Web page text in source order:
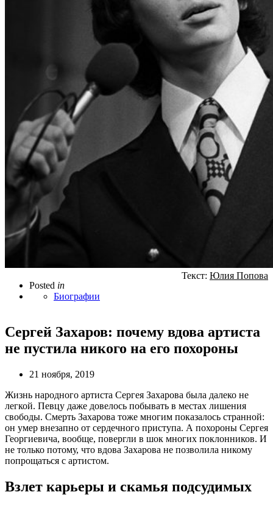
Posted in
Биографии
Текст: Юлия Попова
Сергей Захаров: почему вдова артиста
не пустила никого на его похороны
21 ноября, 2019
Жизнь народного артиста Сергея Захарова была далеко не
легкой. Певцу даже довелось побывать в местах лишения
свободы. Смерть Захарова тоже многим показалось странной:
он умер внезапно от сердечного приступа. А похороны Сергея
Георгиевича, вообще, повергли в шок многих поклонников. И
не только потому, что вдова Захарова не позволила никому
попрощаться с артистом.
Взлет карьеры и скамья подсудимых